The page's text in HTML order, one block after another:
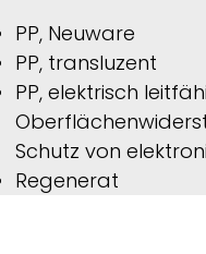
PP, Neuware
PP, transluzent
PP, elektrisch
Schutz von
Regenerat